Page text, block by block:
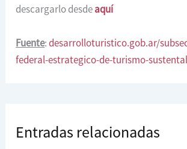
descargarlo desdeaquí
Fuente:desarrolloturistico.gob.ar/
federal-estrategico-de-turismo-
Entradas relacionadas